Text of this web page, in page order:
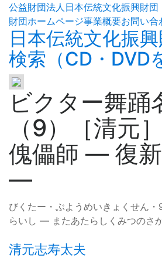
公益財団法人日本伝統文化振興財団
財団ホームページ事業概要お問い合
日本伝統文化振
検索（CD・DVD
ビクター舞踊
（9）［清元］
傀儡師 — 復
—
びくたー・ぶようめいきょくせん
らいし — またあたらしくみつのさ
清元志寿太夫